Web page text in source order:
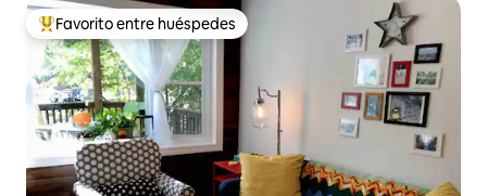
Favorito entre los huéspedes más destacados
Favorito entre huéspedes